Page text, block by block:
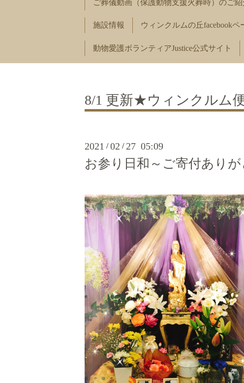
ご葬儀動画（保護動物支援火葬時）の
施設情報 ウィンクルムの丘facebookペ
動物愛護ボランティアJustice公式サイト
8/1 更新★ウィンクルム
2021 /02 / 27 05:09
お参り日和～ご寄付ありが